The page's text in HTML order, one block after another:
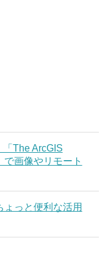
The ArcGIS
で画像やリモート
ょっと便利な活用